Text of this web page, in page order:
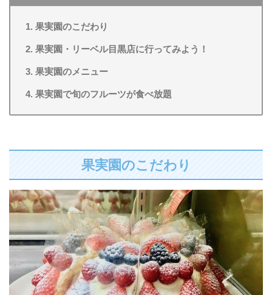
果実園のこだわり
果実園・リーベル目黒店に行ってみよう！
果実園のメニュー
果実園で旬のフルーツが食べ放題
果実園のこだわり